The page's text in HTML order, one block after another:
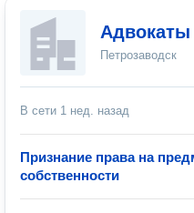
Адвокаты
Петрозаводск
В сети 1 нед. назад
Признание права на
собственности